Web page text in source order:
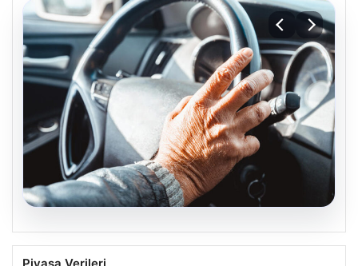
Emekliye ÖTV’siz araç verilecek mi,